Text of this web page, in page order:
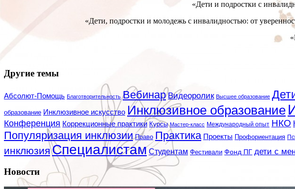
«Дети и подростки с
«Дети, подростки и молодежь с инвалидностью: от
Другие темы
Абсолют-Помощь Благотворительность Вебинар Видеоролик Высшее образование
образование Инклюзивное искусство Инклюзивное образование
Конференция Коррекционные практики Курсы Мастер-класс Международный опыт НКО
Популяризация инклюзии Право Практика Проекты Профориентация
инклюзияСпециалистам Студентам Фестивали Фонд ПГ дети с
Новости